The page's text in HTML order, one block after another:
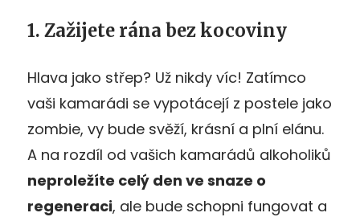
1. Zažijete rána bez kocoviny
Hlava jako střep? Už nikdy víc! Zatímco
vaši kamarádi se vypotácejí z postele jako
zombie, vy bude svěží, krásní a plní elánu.
A na rozdíl od vašich kamarádů alkoholiků
neproležíte celý den ve snaze o
regeneraci, ale bude schopni fungovat a